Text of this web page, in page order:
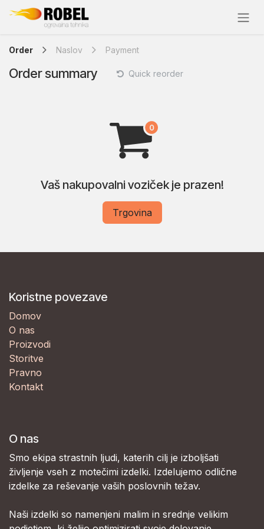
Skip to Content
Order Naslov Payment
Order summary Quick reorder
Vaš nakupovalni voziček je prazen!
Trgovina
Koristne povezave
Domov
O nas
Proizvodi
Storitve
Pravno
Kontakt
O nas
Smo ekipa strastnih ljudi, katerih cilj je izboljšati
življenje vseh z motečimi izdelki. Izdelujemo odlične
izdelke za reševanje vaših poslovnih težav.
Naši izdelki so namenjeni malim in srednje velikim